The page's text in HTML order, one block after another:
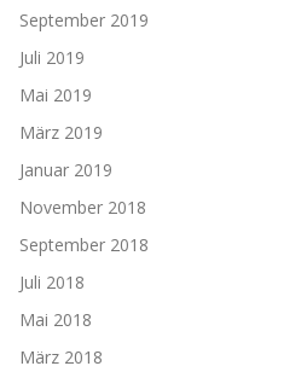
September 2019
Juli 2019
Mai 2019
März 2019
Januar 2019
November 2018
September 2018
Juli 2018
Mai 2018
März 2018